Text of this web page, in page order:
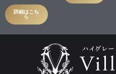
詳細はこち
ら